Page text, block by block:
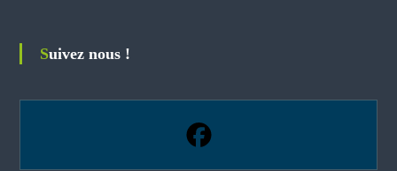
Suivez nous !